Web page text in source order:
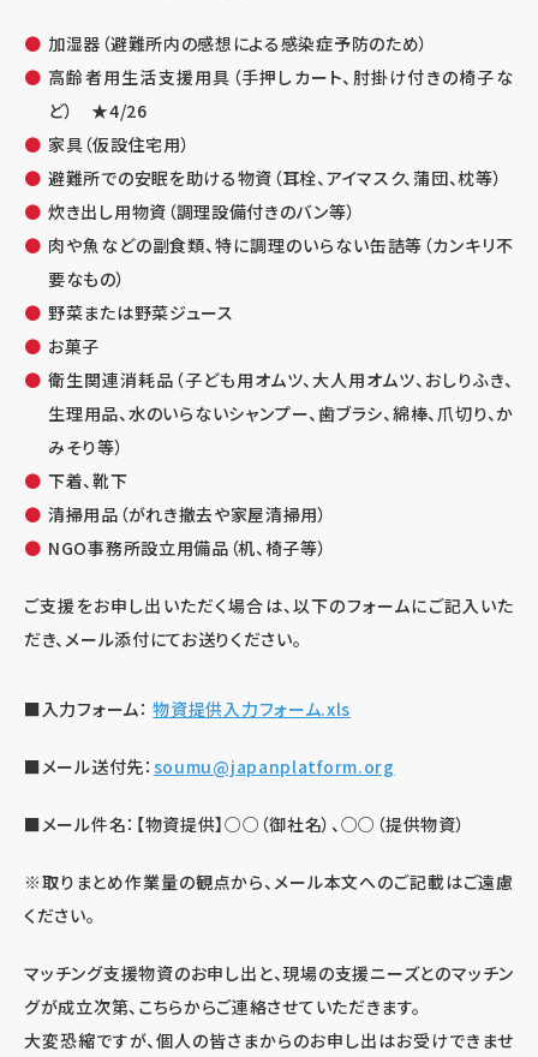
加湿器（避難所内の感想による感染症予防のため）
高齢者用生活支援用具（手押しカート、肘掛け付きの椅子な
ど） ★4/26
家具（仮設住宅用）
避難所での安眠を助ける物資（耳栓、アイマスク、蒲団、枕等）
炊き出し用物資（調理設備付きのバン等）
肉や魚などの副食類、特に調理のいらない缶詰等（カンキリ不
要なもの）
野菜または野菜ジュース
お菓子
衛生関連消耗品（子ども用オムツ、大人用オムツ、おしりふき、
生理用品、水のいらないシャンプー、歯ブラシ、綿棒、爪切り、か
みそり等）
下着、靴下
清掃用品（がれき撤去や家屋清掃用）
NGO事務所設立用備品（机、椅子等）
ご支援をお申し出いただく場合は、以下のフォームにご記入いた
だき、メール添付にてお送りください。
■入力フォーム：物資提供入力フォーム.xls
■メール送付先： soumu@japanplatform.org
■メール件名：【物資提供】○○（御社名）、○○（提供物資）
※取りまとめ作業量の観点から、メール本文へのご記載はご遠慮
ください。
マッチング支援物資のお申し出と、現場の支援ニーズとのマッチン
グが成立次第、こちらからご連絡させていただきます。
大変恐縮ですが、個人の皆さまからのお申し出はお受けできませ